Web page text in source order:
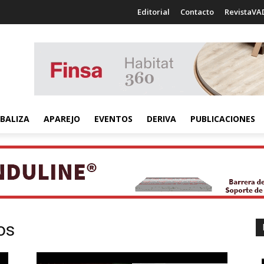
Editorial Contacto
BALIZA APAREJO EVENTOS DERIVA PUBLICACIONES